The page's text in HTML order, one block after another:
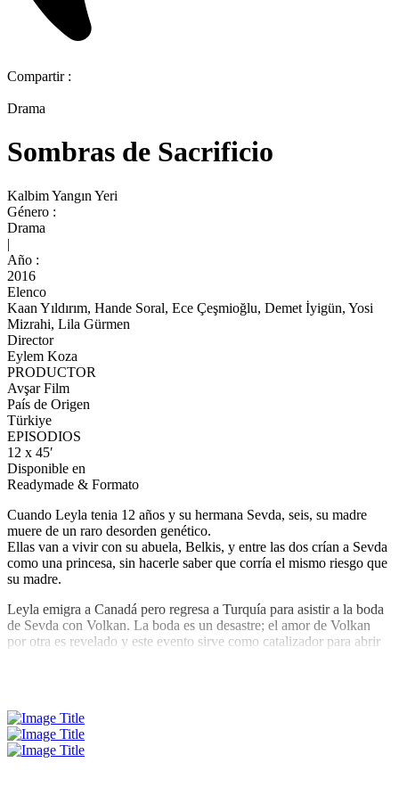
Compartir :
Drama
Sombras de Sacrificio
Kalbim Yangın Yeri
Género :
Drama
|
Año :
2016
Elenco
Kaan Yıldırım, Hande Soral, Ece Çeşmioğlu, Demet İyigün, Yosi
Mizrahi, Lila Gürmen
Director
Eylem Koza
PRODUCTOR
Avşar Film
País de Origen
Türkiye
EPISODIOS
12 x 45′
Disponible en
Readymade & Formato
Cuando Leyla tenia 12 años y su hermana Sevda, seis, su madre
muere de un raro desorden genético.
Ellas van a vivir con su abuela, Belkis, y entre las dos crían a Sevda
como una princesa, sin hacerle saber que corría el mismo riesgo que
su madre.
Leyla emigra a Canadá pero regresa a Turquía para asistir a la boda
de Sevda con Volkan. La boda es un desastre; el amor de Volkan
por otra es revelado y este evento sirve como catalizador para abrir